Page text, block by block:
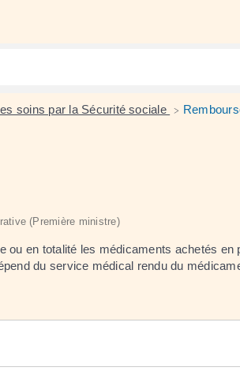
soins par la Sécurité sociale >
(Première ministre)
en totalité les médicaments achetés
du service médical rendu du